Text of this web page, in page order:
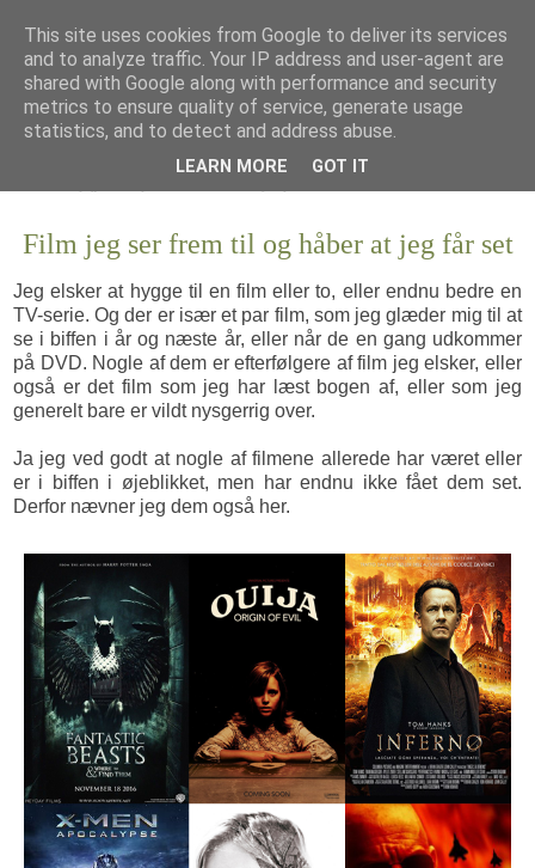
Film jeg ser frem til og håber at jeg får set
Jeg elsker at hygge til en film eller to, eller endnu bedre en
TV-serie. Og der er især et par film, som jeg glæder mig til at
se i biffen i år og næste år, eller når de en gang udkommer
på DVD. Nogle af dem er efterfølgere af film jeg elsker, eller
også er det film som jeg har læst bogen af, eller som jeg
generelt bare er vildt nysgerrig over.
Ja jeg ved godt at nogle af filmene allerede har været eller
er i biffen i øjeblikket, men har endnu ikke fået dem set.
Derfor nævner jeg dem også her.
This site uses cookies from Google to deliver its services
and to analyze traffic. Your IP address and user-agent are
shared with Google along with performance and security
metrics to ensure quality of service, generate usage
statistics, and to detect and address abuse.
LEARN MORE GOT IT